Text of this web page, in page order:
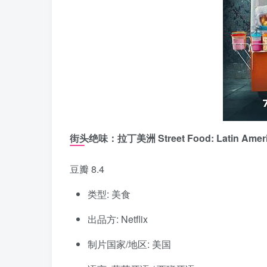
街头绝味：拉丁美洲 Street Food: Latin
豆瓣 8.4
类型: 美食
出品方: Netflix
制片国家/地区: 美国